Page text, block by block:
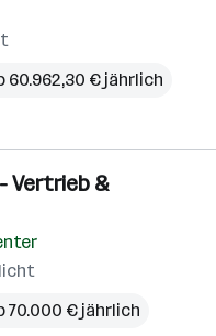
60.962,30 € jährlich
Vertrieb &
70.000 € jährlich